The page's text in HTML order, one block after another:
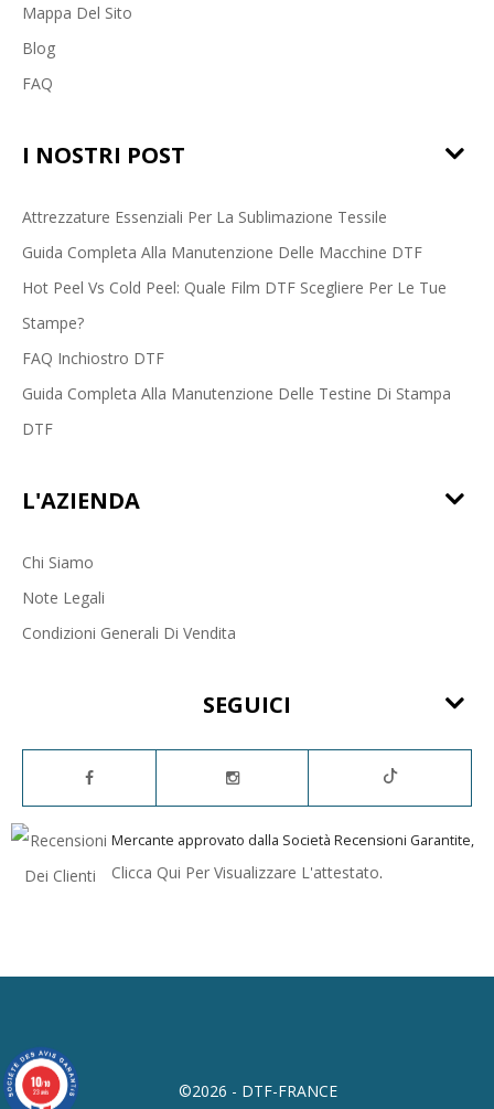
Mappa Del Sito
Blog
FAQ
I NOSTRI POST
Attrezzature Essenziali Per La Sublimazione Tessile
Guida Completa Alla Manutenzione Delle Macchine DTF
Hot Peel Vs Cold Peel: Quale Film DTF Scegliere Per Le Tue
Stampe?
FAQ Inchiostro DTF
Guida Completa Alla Manutenzione Delle Testine Di Stampa
DTF
L'AZIENDA
Chi Siamo
Note Legali
Condizioni Generali Di Vendita
SEGUICI
Mercante approvato dalla Società Recensioni Garantite,
Clicca Qui Per Visualizzare L'attestato.
©2026 - DTF-FRANCE
10/10
23 avis